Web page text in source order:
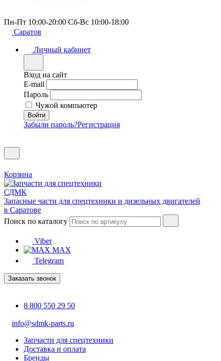
Пн-Пт 10:00-20:00 Сб-Вс 10:00-18:00
Саратов
Личный кабинет
Вход на сайт
E-mail
Пароль
Чужой компьютер
Забыли пароль?Регистрация
Корзина
Запасные части для спецтехники и дизельных двигателей
в Саратове
Поиск по каталогу
Viber
MAX
Telegram
Заказать звонок
8 800 550 29 50
info@sdmk-parts.ru
Запчасти для спецтехники
Доставка и оплата
Бренды